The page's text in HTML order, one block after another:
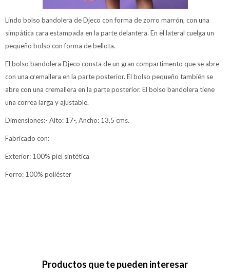
Lindo bolso bandolera de Djeco con forma de zorro marrón, con una
simpática cara estampada en la parte delantera. En el lateral cuelga un
pequeño bolso con forma de bellota.
El bolso bandolera Djeco consta de un gran compartimento que se abre
con una cremallera en la parte posterior. El bolso pequeño también se
abre con una cremallera en la parte posterior. El bolso bandolera tiene
una correa larga y ajustable.
Dimensiones:- Alto: 17-, Ancho: 13,5 cms.
Fabricado con:
Exterior: 100% piel sintética
Forro: 100% poliéster
Productos que te pueden interesar